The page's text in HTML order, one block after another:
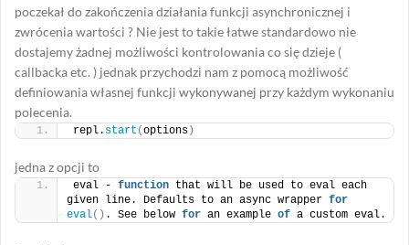
poczekał do zakończenia działania funkcji asynchronicznej i
zwrócenia wartości ? Nie jest to takie łatwe standardowo nie
dostajemy żadnej możliwości kontrolowania co się dzieje (
callbacka etc. ) jednak przychodzi nam z pomocą możliwość
definiowania własnej funkcji wykonywanej przy każdym wykonaniu
polecenia.
repl. start (options )
jedna z opcji to
eval - function that will be used to eval each
given line. Defaults to an async wrapper for
eval() . See below for an example of a custom eval.